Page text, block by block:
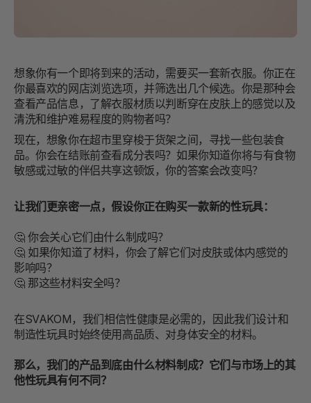
想象你有一个即将到来的活动，需要买一套新衣服。你正在
你最喜欢的网店浏览选项，并筛选出几个候选。你是那种会
查看产品信息，了解衣服材质以判断穿在皮肤上的感觉以及
清洗和维护难易程度的购物者吗？
现在，想象你在超市里穿梭于货架之间，寻找一些包装食
品。你会在结账前查看成分表吗？如果你知道你将与有食物
敏感或过敏的伴侣共享这顿饭，你的答案会改变吗？
让我们更亲密一点，假设你正在购买一款新的性玩具：
🤔 你会关心它们由什么制成吗？
🤔 如果你知道了材料，你会了解它们对皮肤或体内感觉的
影响吗？
🤔 那这些材料安全吗？
在SVAKOM，我们相信性健康是必需的，因此我们设计和
制造性玩具时始终使用高品质、对身体安全的材料。
那么，我们的产品到底由什么材料制成？它们与市场上的其
他性玩具有何不同？